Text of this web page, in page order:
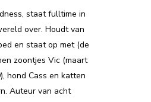
staat fulltime in
over. Houdt van
en staat op met (de
zoontjes Vic (maart
hond Cass en katten
Auteur van acht